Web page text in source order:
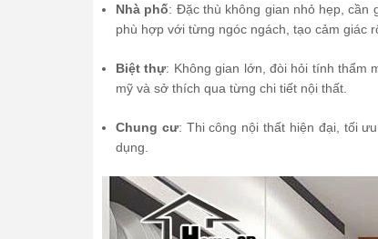
Nhà phố: Đặc thù không gian nhỏ hẹp, cần
phù hợp với từng ngóc ngách, tạo cảm giác
Biệt thự: Không gian lớn, đòi hỏi tính thẩm
mỹ và sở thích qua từng chi tiết nội thất.
Chung cư: Thi công nội thất hiện đại, tối
dụng.